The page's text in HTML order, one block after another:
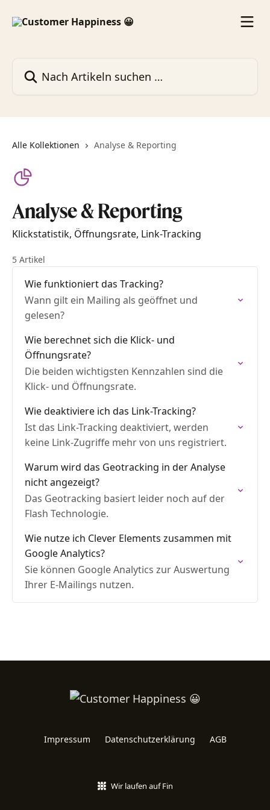
Alle Kollektionen Analyse & Reporting
Analyse & Reporting
Klickstatistik, Öffnungsrate, Link-Tracking
5 Artikel
Wie funktioniert das Tracking?
Wann gilt ein Mailing als geöffnet und
gelesen?
Wie berechnet sich die Klick- und
Öffnungsrate?
Die beiden wichtigsten Kennzahlen sind die
Klick- und Öffnungsrate.
Wie deaktiviere ich das Link-Tracking?
Ist das Link-Tracking deaktiviert, werden
keine Link-Zugriffe mehr von uns registriert.
Warum wird das Geotracking in der Analyse
nicht angezeigt?
Das Geotracking basiert leider noch auf der
Flash Technologie.
Wie nutze ich Clever Elements zusammen mit
Google Analytics?
Sie können Google Analytics zur Auswertung
Ihrer E-Mailings nutzen.
Impressum Datenschutzerklärung AGB
Wir laufen auf Fin